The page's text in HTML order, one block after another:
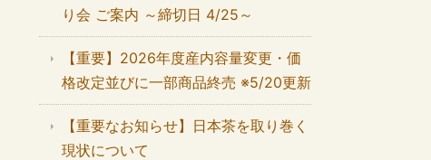
り会 ご案内 ～締切日 4/25～
【重要】2026年度産内容量変更・価
格改定並びに一部商品終売 ※5/20更新
【重要なお知らせ】日本茶を取り巻く
現状について